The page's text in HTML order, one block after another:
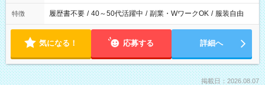
特徴 履歴書不要 / 40～50代活躍中 / 副業・WワークOK / 服装自由
気になる！ 応募する 詳細へ
掲載日：2026.08.07